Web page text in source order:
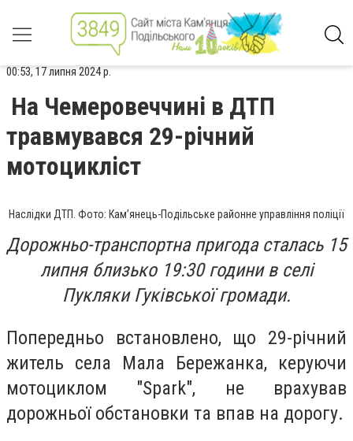
00:53, 17 липня 2024 р.
На Чемеровеччині в ДТП
травмувався 29-річний
мотоцикліст
Наслідки ДТП. Фото: Кам’янець-Подільське районне управління поліції
Дорожньо-транспортна пригода сталась 15
липня близько 19:30 години в селі
Пукляки Гуківської громади.
Попередньо встановлено, що 29-річний
житель села Мала Бережанка, керуючи
мотоциклом "Spark", не врахував
дорожньої обстановки та впав на дорогу.